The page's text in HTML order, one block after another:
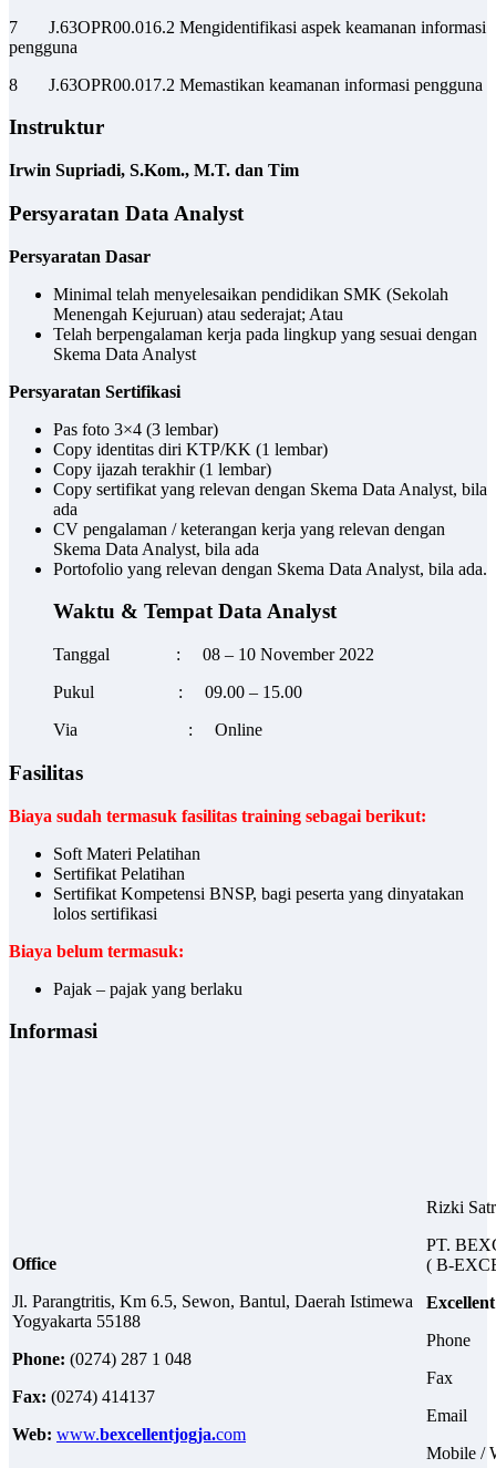
7 J.63OPR00.016.2 Mengidentifikasi aspek keamanan informasi
pengguna
8 J.63OPR00.017.2 Memastikan keamanan informasi pengguna
Instruktur
Irwin Supriadi, S.Kom., M.T. dan Tim
Persyaratan Data Analyst
Persyaratan Dasar
Minimal telah menyelesaikan pendidikan SMK (Sekolah
Menengah Kejuruan) atau sederajat; Atau
Telah berpengalaman kerja pada lingkup yang sesuai dengan
Skema Data Analyst
Persyaratan Sertifikasi
Pas foto 3×4 (3 lembar)
Copy identitas diri KTP/KK (1 lembar)
Copy ijazah terakhir (1 lembar)
Copy sertifikat yang relevan dengan Skema Data Analyst, bila
ada
CV pengalaman / keterangan kerja yang relevan dengan
Skema Data Analyst, bila ada
Portofolio yang relevan dengan Skema Data Analyst, bila ada.
Waktu & Tempat Data Analyst
Tanggal : 08 – 10 November 2022
Pukul : 09.00 – 15.00
Via : Online
Fasilitas
Biaya sudah termasuk fasilitas training sebagai berikut:
Soft Materi Pelatihan
Sertifikat Pelatihan
Sertifikat Kompetensi BNSP, bagi peserta yang dinyatakan
lolos sertifikasi
Biaya belum termasuk:
Pajak – pajak yang berlaku
Informasi
Office
Jl. Parangtritis, Km 6.5, Sewon, Bantul, Daerah Istimewa
Yogyakarta 55188
Phone: (0274) 287 1 048
Fax: (0274) 414137
Web: www.bexcellentjogja.com
Rizki
PT.
( B-
Fax :
Mobile /